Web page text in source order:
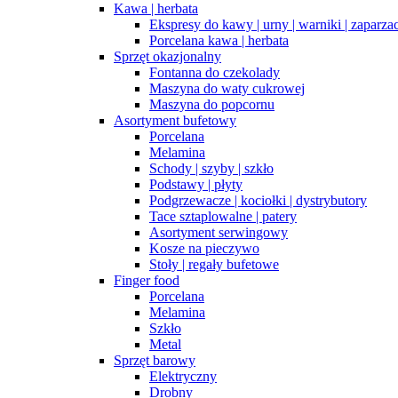
Kawa | herbata
Ekspresy do kawy | urny | warniki |
Porcelana kawa | herbata
Sprzęt okazjonalny
Fontanna do czekolady
Maszyna do waty cukrowej
Maszyna do popcornu
Asortyment bufetowy
Porcelana
Melamina
Schody | szyby | szkło
Podstawy | płyty
Podgrzewacze | kociołki | dystrybutory
Tace sztaplowalne | patery
Asortyment serwingowy
Kosze na pieczywo
Stoły | regały bufetowe
Finger food
Porcelana
Melamina
Szkło
Metal
Sprzęt barowy
Elektryczny
Drobny